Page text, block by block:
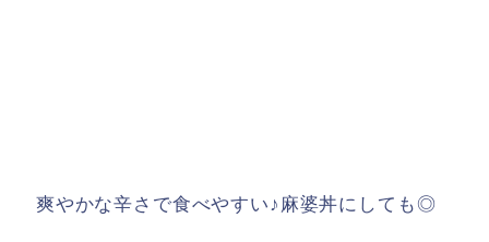
爽やかな辛さで食べやすい♪麻婆丼にしても◎